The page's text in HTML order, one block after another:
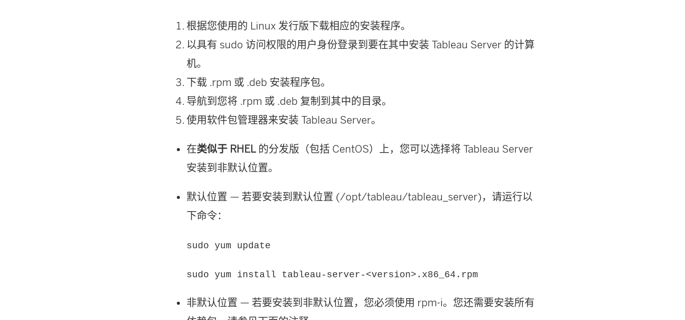
根据您使用的 Linux 发行版下载相应的安装程序。
以具有 sudo 访问权限的用户身份登录到要在其中安装 Tableau Server 的计算
机。
下载 .rpm 或 .deb 安装程序包。
导航到您将 .rpm 或 .deb 复制到其中的目录。
使用软件包管理器来安装 Tableau Server。
在类似于 RHEL的分发版（包括 CentOS）上，您可以选择将 Tableau Server
安装到非默认位置。
默认位置 — 若要安装到默认位置 (/opt/tableau/tableau_server)，请运行以
下命令：
sudo yum update
sudo yum install tableau-server-<version>.x86_64.rpm
非默认位置 — 若要安装到非默认位置，您必须使用 rpm-i。您还需要安装所有